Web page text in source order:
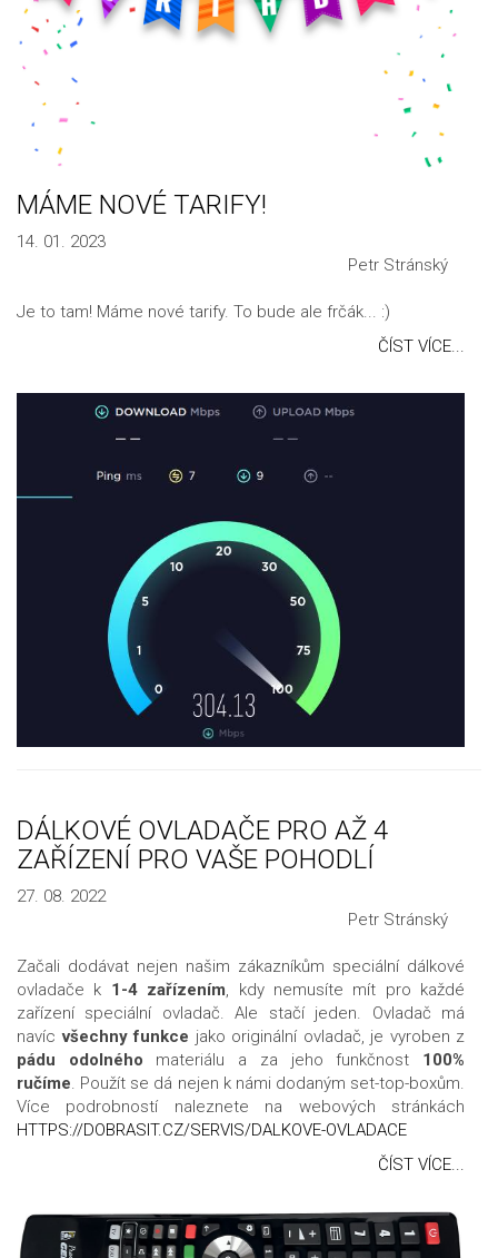
MÁME NOVÉ TARIFY!
14. 01. 2023
Petr Stránský
Je to tam! Máme nové tarify. To bude ale frčák... :)
ČÍST VÍCE...
DÁLKOVÉ OVLADAČE PRO AŽ 4
ZAŘÍZENÍ PRO VAŠE POHODLÍ
27. 08. 2022
Petr Stránský
Začali dodávat nejen našim zákazníkům speciální dálkové
ovladače k 1-4 zařízením, kdy nemusíte mít pro každé
zařízení speciální ovladač. Ale stačí jeden. Ovladač má
navícvšechny funkce jako originální ovladač, je vyroben z
pádu odolného materiálu a za jeho funkčnost 100%
ručíme. Použít se dá nejen k námi dodaným set-top-boxům.
Více podrobností naleznete na webových stránkách
HTTPS://DOBRASIT.CZ/SERVIS/DALKOVE-OVLADACE
ČÍST VÍCE...